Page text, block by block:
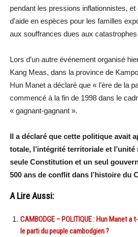
pendant les pressions inflationnistes,
d’aide en espèces pour les familles
aux souffrances dues aux
Lors d’un autre événement organisé
Kang Meas, dans la province de
Hun Manet a déclaré que « l’ère de la
commencé à la fin de 1998 dans le
« gagnant-gagnant ».
Il a déclaré que cette politique avait
totale, l’intégrité territoriale et
seule Constitution et un seul
500 ans de conflit dans l’histoire du
A Lire Aussi:
CAMBODGE – POLITIQUE : Hun Manet
le parti du peuple cambodgien ?